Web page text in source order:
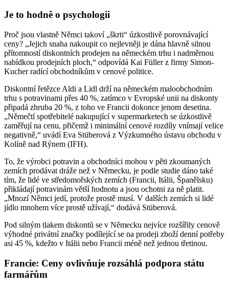
Je to hodně o psychologii
Proč jsou vlastně Němci takoví „škrti“ úzkostlivě porovnávající
ceny? „Jejich snaha nakoupit co nejlevněji je dána hlavně silnou
přítomností diskontních prodejen na německém trhu i nadměrnou
nabídkou prodejních ploch,“ odpovídá Kai Füller z firmy Simon-
Kucher radící obchodníkům v cenové politice.
Diskontní řetězce Aldi a Lidl drží na německém maloobchodním
trhu s potravinami přes 40 %, zatímco v Evropské unii na diskonty
připadá zhruba 20 %, z toho ve Francii dokonce jenom desetina.
„Němečtí spotřebitelé nakupující v supermarketech se úzkostlivě
zaměřují na cenu, přičemž i minimální cenové rozdíly vnímají velice
negativně,“ uvádí Eva Stüberová z Výzkumného ústavu obchodu v
Kolíně nad Rýnem (IFH).
To, že výrobci potravin a obchodníci mohou v pěti zkoumaných
zemích prodávat dráže než v Německu, je podle studie dáno také
tím, že lidé ve středomořských zemích (Francii, Itálii, Španělsku)
přikládají potravinám větší hodnotu a jsou ochotni za ně platit.
„Mnozí Němci jedí, protože prostě musí. V dalších zemích si lidé
jídlo mnohem více prostě užívají,“ dodává Stüberová.
Pod silným tlakem diskontů se v Německu nejvíce rozšířily cenově
výhodné privátní značky podílející se na prodeji zboží denní potřeby
asi 45 %, kdežto v Itálii nebo Francii méně než jednou třetinou.
Francie: Ceny ovlivňuje rozsáhlá podpora státu
farmářům